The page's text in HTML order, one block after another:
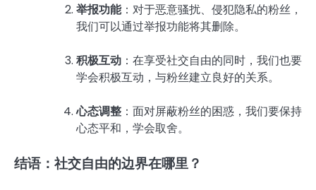
举报功能：对于恶意骚扰、侵犯隐私的粉丝，
我们可以通过举报功能将其删除。
积极互动 ：在享受社交自由的同时，我们也要
学会积极互动，与粉丝建立良好的关系。
心态调整 ：面对屏蔽粉丝的困惑，我们要保持
心态平和，学会取舍。
结语：社交自由的边界在哪里？